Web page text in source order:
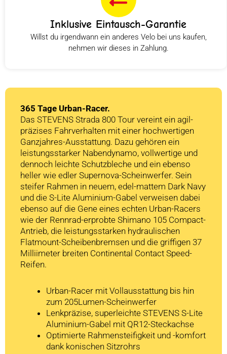
Inklusive Eintausch-Garantie
Willst du irgendwann ein anderes Velo bei uns kaufen,
nehmen wir dieses in Zahlung.
365 Tage Urban-Racer.
Das STEVENS Strada 800 Tour vereint ein agil-
präzises Fahrverhalten mit einer hochwertigen
Ganzjahres-Ausstattung. Dazu gehören ein
leistungsstarker Nabendynamo, vollwertige und
dennoch leichte Schutzbleche und ein ebenso
heller wie edler Supernova-Scheinwerfer. Sein
steifer Rahmen in neuem, edel-mattem Dark Navy
und die S-Lite Aluminium-Gabel verweisen dabei
ebenso auf die Gene eines echten Urban-Racers
wie der Rennrad-erprobte Shimano 105 Compact-
Antrieb, die leistungsstarken hydraulischen
Flatmount-Scheibenbremsen und die griffigen 37
Milliimeter breiten Continental Contact Speed-
Reifen.
Urban-Racer mit Vollausstattung bis hin
zum 205Lumen-Scheinwerfer
Lenkpräzise, superleichte STEVENS S-Lite
Aluminium-Gabel mit QR12-Steckachse
Optimierte Rahmensteifigkeit und -komfort
dank konischen Sitzrohrs